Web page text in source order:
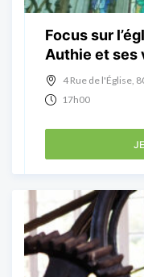
Focus sur
Authie et ses
4 Rue de l'Église,
17h00